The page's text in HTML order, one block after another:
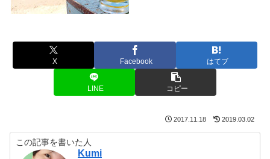
X Facebook はてブ
LINE コピー
2017.11.18 2019.03.02
この記事を書いた人
Kumi